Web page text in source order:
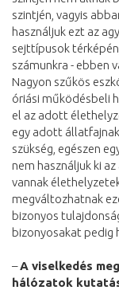
szintjén, vagyis
használjuk ezt az
sejttípusok
számunkra - ebben
Nagyon szűkös
óriási működésbeli
el az adott
egy adott
szükség, egészen
nem használjuk ki
vannak
megváltozhatnak
bizonyos
bizonyosakat pedig
–A viselkedés
hálózatok